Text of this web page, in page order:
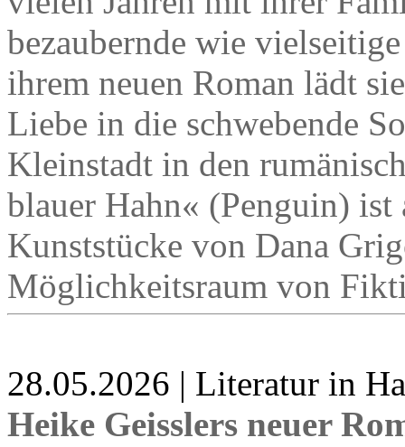
bezaubernde wie
ihrem neuen Roman lädt
Liebe in die schwebende
Kleinstadt in den
blauer Hahn« (Penguin) ist
Kunststücke von Dana
Möglichkeitsraum von
28.05.2026 | Literatur in
Heike Geisslers neuer